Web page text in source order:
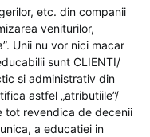
etc. din companii
veniturilor,
Unii nu vor nici macar
sunt CLIENTI/
si administrativ din
astfel „atributiile”/
tot revendica de decenii
a educatiei in